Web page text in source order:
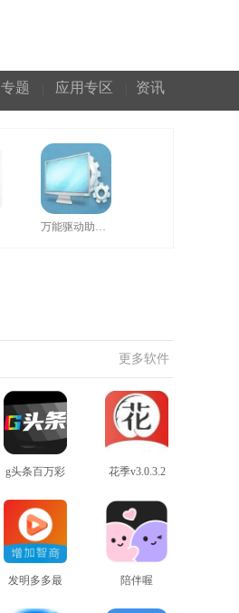
专题 应用专区 资讯
万能驱动助理正规绿色版
更多软件
g头条百万彩
虹
查看
花季v3.0.3.2
发明多多最
新版
查看
陪伴喔
查看